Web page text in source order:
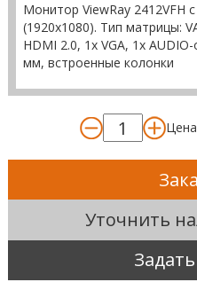
Монитор ViewRay 2412VFH
(1920х1080). Тип матрицы:
HDMI 2.0, 1x VGA, 1x
мм, встроенные колонки
Уточнить